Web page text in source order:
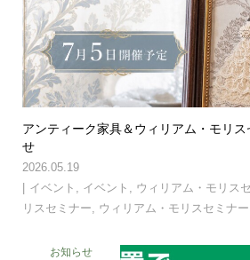
アンティーク家具＆ウィリアム・モリ
せ
2026.05.19
イベント , イベント , ウィリアム・モリス
リスセミナー, ウィリアム・モリスセミナー
お知らせ